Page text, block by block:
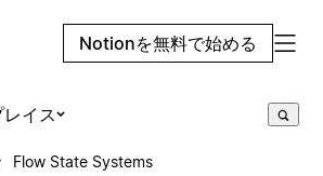
Notionを無料で始める
イス
Flow State Systems